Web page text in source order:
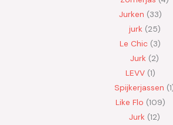
Jurken 33
jurk 25
Le Chic 3
Jurk 2
LEVV 1
Spijkerjassen 1
Like Flo 109
Jurk 12